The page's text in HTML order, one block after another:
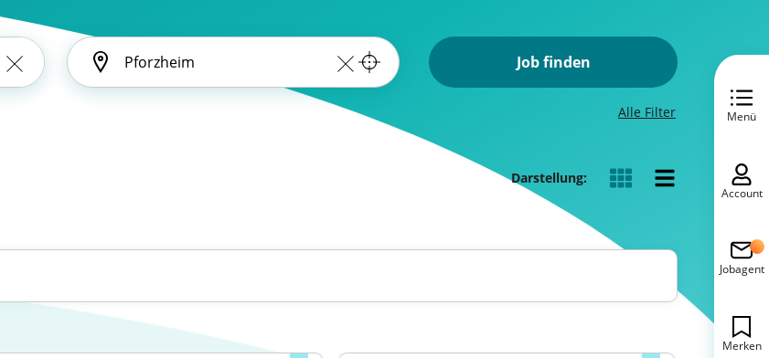
Job finden
Alle Filter
Darstellung:
Menü
Account
Jobagent
Merken